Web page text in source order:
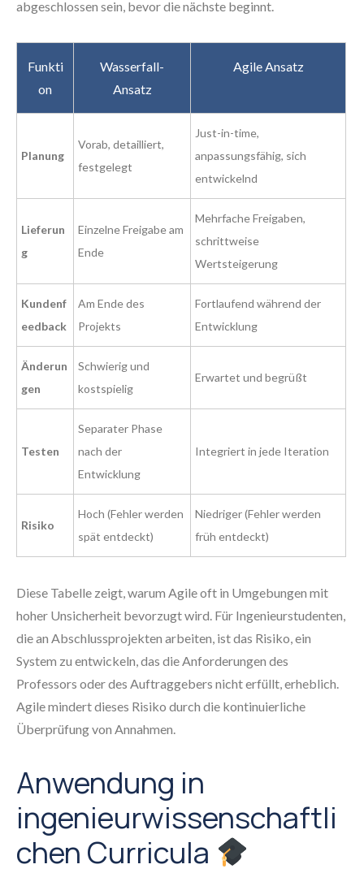
abgeschlossen sein, bevor die nächste beginnt.
Funkti
on
Wasserfall-
Ansatz
Agile Ansatz
Planung
Vorab, detailliert,
festgelegt
Just-in-time,
anpassungsfähig, sich
entwickelnd
Lieferun
g
Einzelne Freigabe am
Ende
Mehrfache Freigaben,
schrittweise
Wertsteigerung
Kundenf
eedback
Am Ende des
Projekts
Fortlaufend während der
Entwicklung
Änderun
gen
Schwierig und
kostspielig
Erwartet und begrüßt
Testen
Separater Phase
nach der
Entwicklung
Integriert in jede Iteration
Risiko
Hoch (Fehler werden
spät entdeckt)
Niedriger (Fehler werden
früh entdeckt)
Diese Tabelle zeigt, warum Agile oft in Umgebungen mit
hoher Unsicherheit bevorzugt wird. Für Ingenieurstudenten,
die an Abschlussprojekten arbeiten, ist das Risiko, ein
System zu entwickeln, das die Anforderungen des
Professors oder des Auftraggebers nicht erfüllt, erheblich.
Agile mindert dieses Risiko durch die kontinuierliche
Überprüfung von Annahmen.
Anwendung in
ingenieurwissenschaftli
chen Curricula